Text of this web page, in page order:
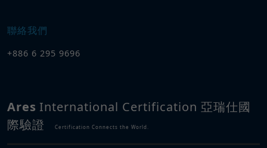
聯絡我們
+886 6 295 9696
Ares International Certification 亞瑞仕國
際驗證
Certification Connects the World.